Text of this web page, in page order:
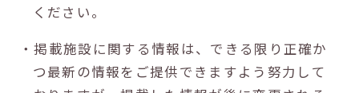
ください。
・掲載施設に関する情報は、できる限り正確か
つ最新の情報をご提供できますよう努力して